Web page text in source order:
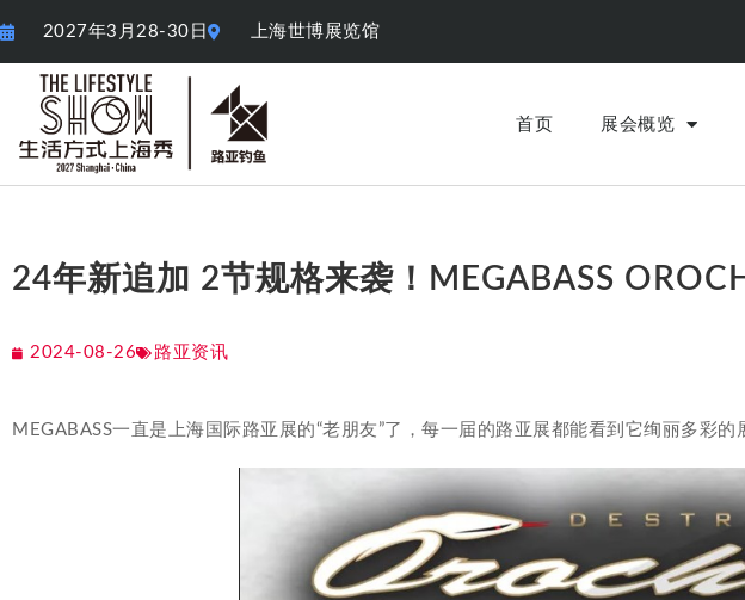
2027年3月28-30日 上海世博展览馆
首页 展会概览
24年新追加 2节规格来袭！MEGABASS
2024-08-26 路亚资讯
MEGABASS一直是上海国际路亚展的“老朋友”了，每一届的路亚展都能看到它绚丽多彩的